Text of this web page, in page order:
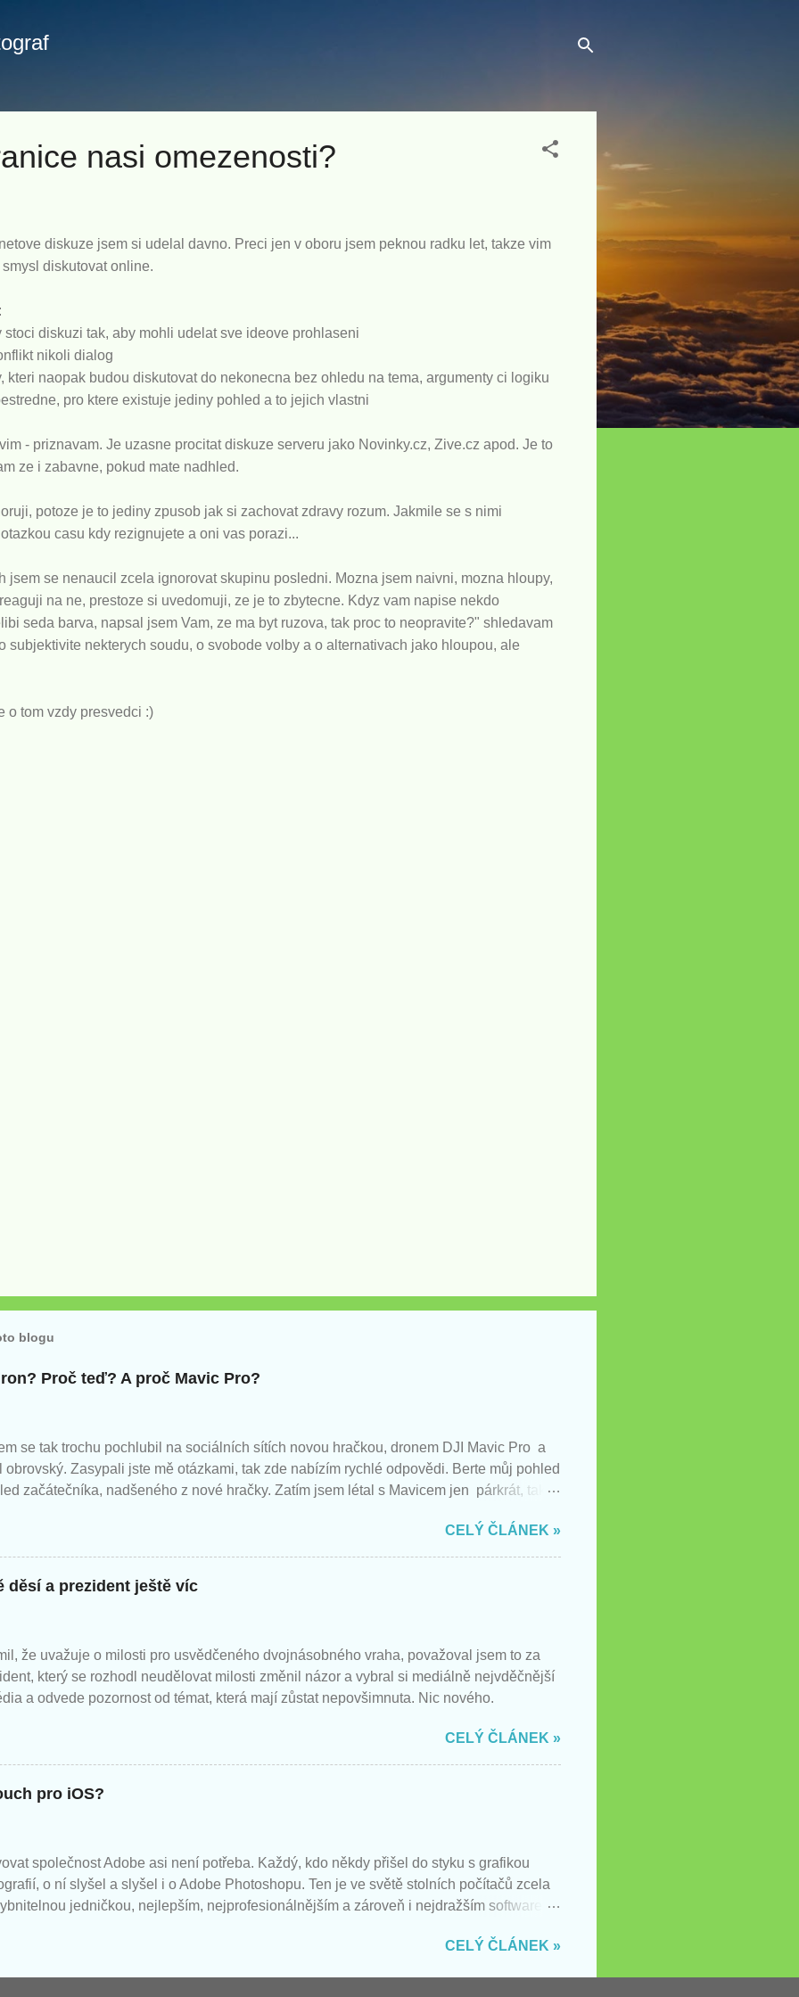
nasi omezenosti?
diskuze jsem si udelal davno. Preci jen v oboru jsem peknou radku let, takze vim
diskutovat online.
stoci diskuzi tak, aby mohli udelat sve ideove prohlaseni
nikoli dialog
kteri naopak budou diskutovat do nekonecna bez ohledu na tema, argumenty ci logiku
pro ktere existuje jediny pohled a to jejich vlastni
- priznavam. Je uzasne procitat diskuze serveru jako Novinky.cz, Zive.cz apod. Je to
ze i zabavne, pokud mate nadhled.
potoze je to jediny zpusob jak si zachovat zdravy rozum. Jakmile se s nimi
casu kdy rezignujete a oni vas porazi...
jsem se nenaucil zcela ignorovat skupinu posledni. Mozna jsem naivni, mozna hloupy,
na ne, prestoze si uvedomuji, ze je to zbytecne. Kdyz vam napise nekdo
seda barva, napsal jsem Vam, ze ma byt ruzova, tak proc to neopravite?" shledavam
subjektivite nekterych soudu, o svobode volby a o alternativach jako hloupou, ale
o tom vzdy presvedci :)
blogu
Proč teď? A proč Mavic Pro?
se tak trochu pochlubil na sociálních sítích novou hračkou, dronem DJI Mavic Pro a
obrovský. Zasypali jste mě otázkami, tak zde nabízím rychlé odpovědi. Berte můj pohled
začátečníka, nadšeného z nové hračky. Zatím jsem létal s Mavicem jen párkrát, takže
CELÝ ČLÁNEK »
děsí a prezident ještě víc
že uvažuje o milosti pro usvědčeného dvojnásobného vraha, považoval jsem to za
který se rozhodl neudělovat milosti změnil názor a vybral si mediálně nejvděčnější
a odvede pozornost od témat, která mají zůstat nepovšimnuta. Nic nového.
CELÝ ČLÁNEK »
pro iOS?
společnost Adobe asi není potřeba. Každý, kdo někdy přišel do styku s grafikou
o ní slyšel a slyšel i o Adobe Photoshopu. Ten je ve světě stolních počítačů zcela
jedničkou, nejlepším, nejprofesionálnějším a zároveň i nejdražším softwarem
komu se do ní vyplatí investovat? Co Photoshop Touch umí? V první řadě je potřeba říci,
CELÝ ČLÁNEK »